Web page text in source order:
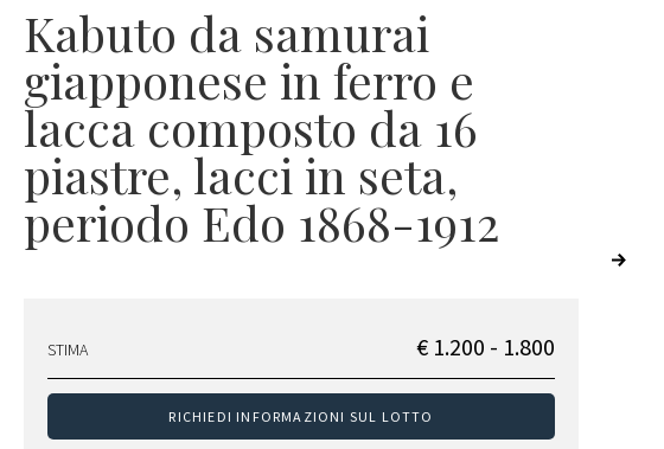
Kabuto da samurai
giapponese in ferro e
lacca composto da 16
piastre, lacci in seta,
periodo Edo 1868-1912
STIMA € 1.200 - 1.800
RICHIEDI INFORMAZIONI SUL LOTTO